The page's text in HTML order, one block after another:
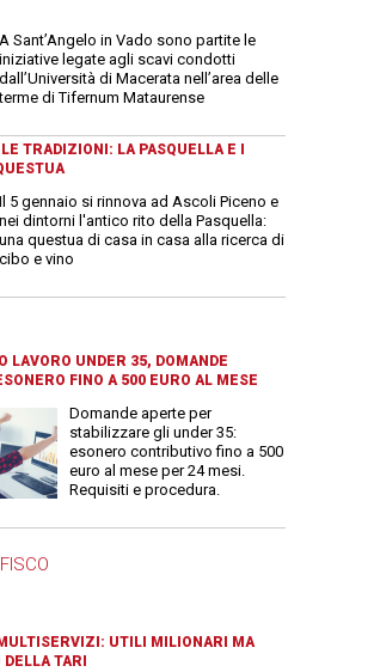
A Sant’Angelo in Vado sono partite le
iniziative legate agli scavi condotti
dall’Università di Macerata nell’area delle
terme di Tifernum Mataurense
TRADIZIONI: LA PASQUELLA E I
Il 5 gennaio si rinnova ad Ascoli Piceno e
nei dintorni l'antico rito della Pasquella:
una questua di casa in casa alla ricerca di
cibo e vino
LAVORO UNDER 35, DOMANDE
FINO A 500 EURO AL MESE
Domande aperte per
stabilizzare gli under 35:
esonero contributivo fino a 500
euro al mese per 24 mesi.
Requisiti e procedura.
UTILI MILIONARI MA
TARI